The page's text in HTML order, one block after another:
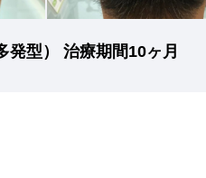
発型） 治療期間10ヶ月